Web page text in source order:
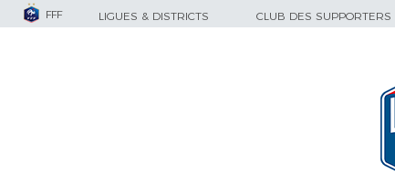
FFF LIGUES & DISTRICTS CLUB DES SUPPORTERS